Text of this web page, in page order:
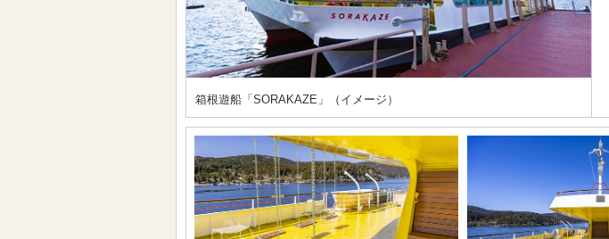
箱根遊船「SORAKAZE」（イメージ）